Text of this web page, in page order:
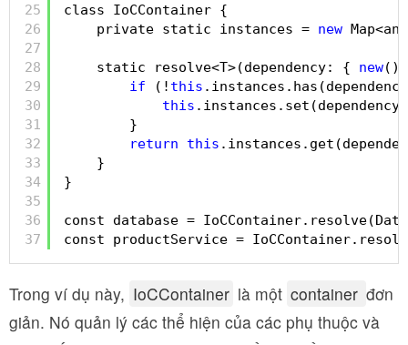
25
26
27
28
29
30
31
32
33
34
35
36
37
class IoCContainer {
private static instances = new
static resolve<T>(dependency: { new
if
(! this
this
}
return
this
}
}
const database =
const productService =
Trong ví dụ này, IoCContainer là một container đơn
giản. Nó quản lý các thể hiện của các phụ thuộc và